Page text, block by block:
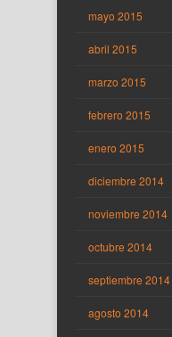
mayo 2015
abril 2015
marzo 2015
febrero 2015
enero 2015
diciembre 2014
noviembre 2014
octubre 2014
septiembre 2014
agosto 2014